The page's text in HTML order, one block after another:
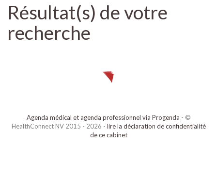
Résultat(s) de votre
recherche
Agenda médical et agenda professionnel via Progenda - ©
HealthConnect NV 2015 - 2026 - lire la déclaration de confidentialité
de ce cabinet